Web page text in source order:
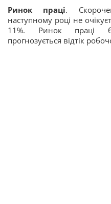
Ринок праці.
наступному році не
11%. Ринок праці
прогнозується відтік